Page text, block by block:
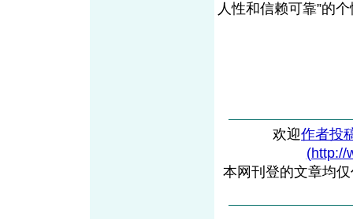
人性和信赖可靠”的
欢迎作者投
(http://
本网刊登的文章均